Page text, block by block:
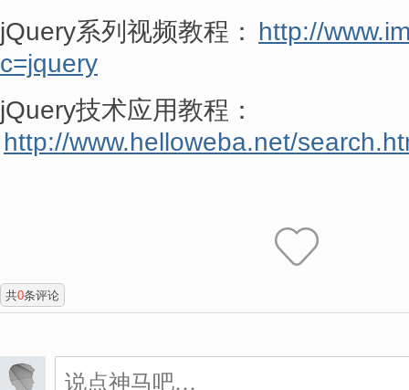
jQuery系列视频教程： http://
c=jquery
jQuery技术应用教程：
http://www.helloweba.net/
共0条评论